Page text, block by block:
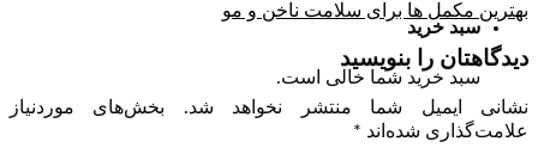
سبد خرید
سبد خرید شما خالی است.
بهترین مکمل ها برای سلامت ناخن و مو
دیدگاهتان را بنویسید
نشانی ایمیل شما منتشر نخواهد شد.
بخش‌های موردنیاز
علامت‌گذاری شده‌اند *